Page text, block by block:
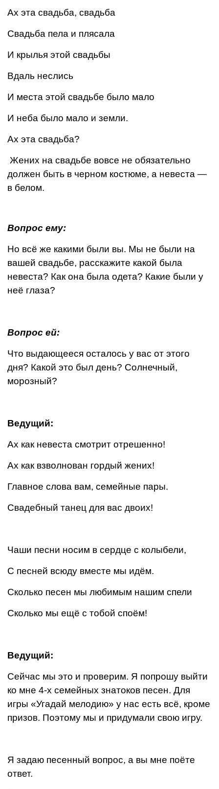
Ах эта свадьба, свадьба
Свадьба пела и плясала
И крылья этой свадьбы
Вдаль неслись
И места этой свадьбе было мало
И неба было мало и земли.
Ах эта свадьба?
Жених на свадьбе вовсе не обязательно
должен быть в черном костюме, а невеста —
в белом.
Вопрос ему:
Но всё же какими были вы. Мы не были на
вашей свадьбе, расскажите какой была
невеста? Как она была одета? Какие были у
неё глаза?
Вопрос ей:
Что выдающееся осталось у вас от этого
дня? Какой это был день? Солнечный,
морозный?
Ведущий:
Ах как невеста смотрит отрешенно!
Ах как взволнован гордый жених!
Главное слова вам, семейные пары.
Свадебный танец для вас двоих!
Чаши песни носим в сердце с колыбели,
С песней всюду вместе мы идём.
Сколько песен мы любимым нашим спели
Сколько мы ещё с тобой споём!
Ведущий:
Сейчас мы это и проверим. Я попрошу выйти
ко мне 4-х семейных знатоков песен. Для
игры «Угадай мелодию» у нас есть всё, кроме
призов. Поэтому мы и придумали свою игру.
Я задаю песенный вопрос, а вы мне поёте
ответ.